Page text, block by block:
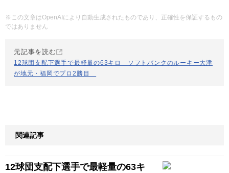
※この文章はOpenAIにより自動生成されたものであり、正確性を保証するもの
ではありません
元記事を読む
12球団支配下選手で最軽量の63キロ ソフトバンクのルーキー大津
が地元・福岡でプロ2勝目
関連記事
12球団支配下選手で最軽量の63キ